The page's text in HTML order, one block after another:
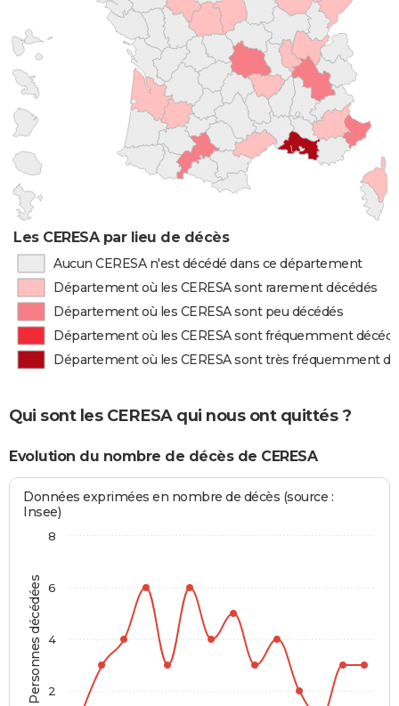
Les CERESA par lieu de décès
Aucun CERESA n'est décédé dans ce département
Département où les CERESA sont rarement décédés
Département où les CERESA sont peu décédés
Département où les CERESA sont fréquemment
Département où les CERESA sont très fréquemment
Qui sont les CERESA qui nous ont quittés ?
Evolution du nombre de décès de CERESA
Personnes décédées
Données exprimées en nombre de décès (source :
Insee)
2
4
6
8